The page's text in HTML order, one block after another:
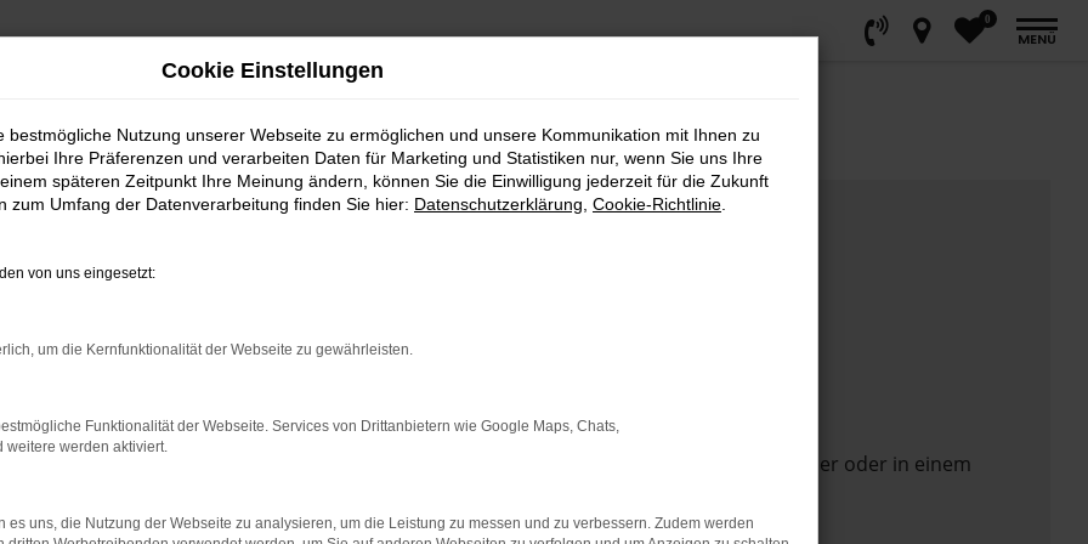
0
MENÜ
das Laden bestimmter Seiten verhindern. Funktioniert die Seite in einem anderen Browser oder in einem
Cookie Einstellungen
bestmögliche Nutzung unserer Webseite zu ermöglichen und unsere Kommunikation mit Ihnen zu
Ihre Präferenzen und verarbeiten Daten für Marketing und Statistiken nur, wenn Sie uns Ihre
späteren Zeitpunkt Ihre Meinung ändern, können Sie die Einwilligung jederzeit für die Zukunft
zum Umfang der Datenverarbeitung finden Sie hier: Datenschutzerklärung Cookie-Richtlinie
von uns eingesetzt:
um die Kernfunktionalität der Webseite zu gewährleisten.
Funktionalität der Webseite. Services von Drittanbietern wie Google Maps, Chats,
weitere werden aktiviert.
es uns, die Nutzung der Webseite zu analysieren, um die Leistung zu messen und zu verbessern. Zudem werden